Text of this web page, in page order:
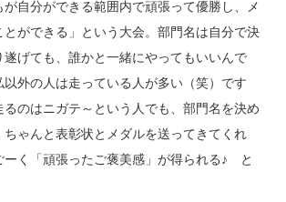
自分ができる範囲内で頑張って優勝し、メ
とができる」という大会。部門名は自分で決
遂げても、誰かと一緒にやってもいいんで
以外の人は走っている人が多い（笑）です
るのはニガテ～という人でも、部門名を決め
ちゃんと表彰状とメダルを送ってきてくれ
ーく「頑張ったご褒美感」が得られる♪ と